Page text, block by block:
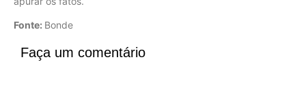
Fonte: Bonde
Faça um comentário